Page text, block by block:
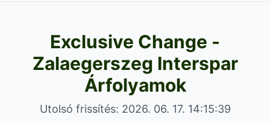
Exclusive Change -
Zalaegerszeg Interspar
Árfolyamok
Utolsó frissítés: 2026. 06. 17. 14:15:39